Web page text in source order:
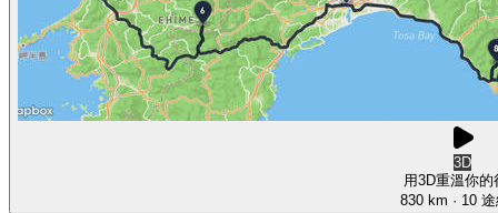
3D
用3D重溫你的
830 km · 10